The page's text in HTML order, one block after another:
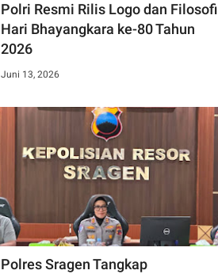
Polri Resmi Rilis Logo dan Filosofi
Hari Bhayangkara ke-80 Tahun
2026
Juni 13, 2026
Polres Sragen Tangkap